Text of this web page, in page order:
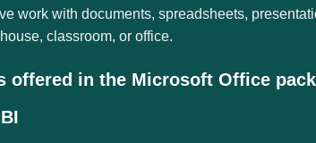
work with documents, spreadsheets,
classroom, or office.
offered in the Microsoft Office